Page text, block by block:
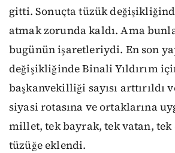
gitti. Sonuçta tüzük
atmak zorunda kaldı. Ama
bugünün işaretleriydi. En son
değişikliğinde Binali Yıldırım
başkanvekilliği sayısı arttırıldı
siyasi rotasına ve ortaklarına
millet, tek bayrak, tek vatan,
tüzüğe eklendi.